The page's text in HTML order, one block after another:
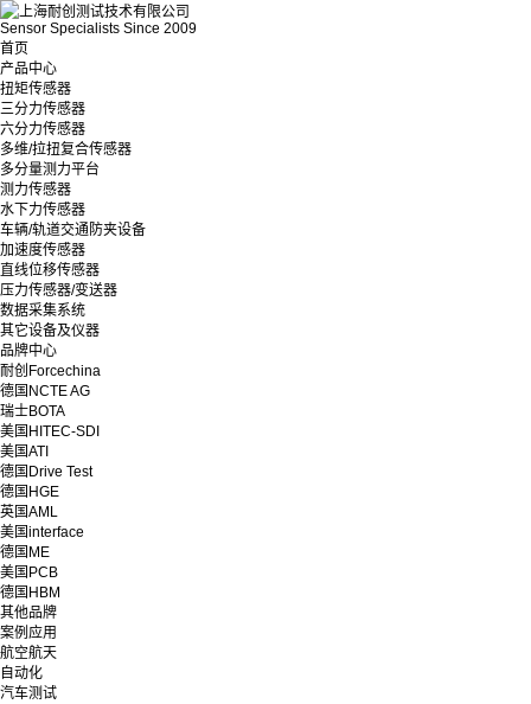
Sensor Specialists Since 2009
首页
产品中心
扭矩传感器
三分力传感器
六分力传感器
多维/拉扭复合传感器
多分量测力平台
测力传感器
水下力传感器
车辆/轨道交通防夹设备
加速度传感器
直线位移传感器
压力传感器/变送器
数据采集系统
其它设备及仪器
品牌中心
耐创Forcechina
德国NCTE AG
瑞士BOTA
美国HITEC-SDI
美国ATI
德国Drive Test
德国HGE
英国AML
美国interface
德国ME
美国PCB
德国HBM
其他品牌
案例应用
航空航天
自动化
汽车测试